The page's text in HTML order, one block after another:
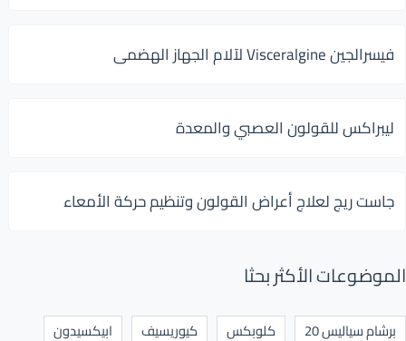
فيسرالجين Visceralgine لآلام الجهاز الهضمى
ليبراكس للقولون العصبي والمعدة
جاست ريج لعلاج أعراض القولون وتنظيم حركة الأمعاء
الموضوعات الأكثر بحثا
برشام سياليس 20 كلوبكس كيوريسيف
ابيكسيدون